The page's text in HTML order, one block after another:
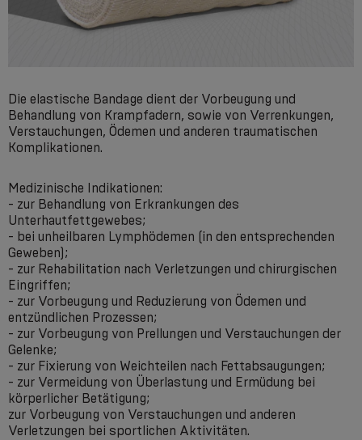
Die elastische Bandage dient der Vorbeugung und
Behandlung von Krampfadern, sowie von Verrenkungen,
Verstauchungen, Ödemen und anderen traumatischen
Komplikationen.
Medizinische Indikationen:
- zur Behandlung von Erkrankungen des
Unterhautfettgewebes;
- bei unheilbaren Lymphödemen (in den entsprechenden
Geweben);
- zur Rehabilitation nach Verletzungen und chirurgischen
Eingriffen;
- zur Vorbeugung und Reduzierung von Ödemen und
entzündlichen Prozessen;
- zur Vorbeugung von Prellungen und Verstauchungen der
Gelenke;
- zur Fixierung von Weichteilen nach Fettabsaugungen;
- zur Vermeidung von Überlastung und Ermüdung bei
körperlicher Betätigung;
zur Vorbeugung von Verstauchungen und anderen
Verletzungen bei sportlichen Aktivitäten.